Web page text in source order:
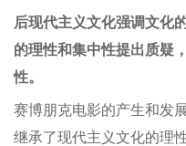
后现代主义文化强调文化
的理性和集中性提出质疑
性。
赛博朋克电影的产生和发
继承了现代主义文化的理